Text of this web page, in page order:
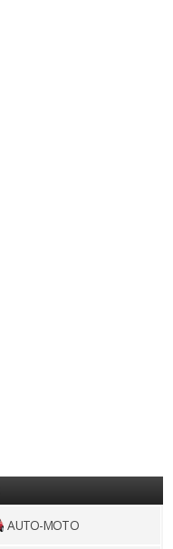
AUTO-MOTO